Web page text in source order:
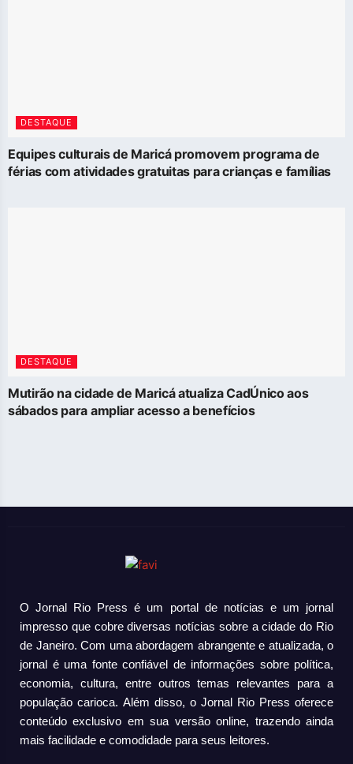
DESTAQUE
Equipes culturais de Maricá promovem programa de
férias com atividades gratuitas para crianças e famílias
DESTAQUE
Mutirão na cidade de Maricá atualiza CadÚnico aos
sábados para ampliar acesso a benefícios
O Jornal Rio Press é um portal de notícias e um jornal
impresso que cobre diversas notícias sobre a cidade do Rio
de Janeiro. Com uma abordagem abrangente e atualizada, o
jornal é uma fonte confiável de informações sobre política,
economia, cultura, entre outros temas relevantes para a
população carioca. Além disso, o Jornal Rio Press oferece
conteúdo exclusivo em sua versão online, trazendo ainda
mais facilidade e comodidade para seus leitores.